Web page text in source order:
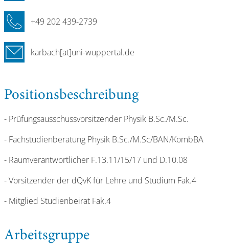
+49 202 439-2739
karbach[at]uni-wuppertal.de
Positionsbeschreibung
- Prüfungsausschussvorsitzender Physik B.Sc./M.Sc.
- Fachstudienberatung Physik B.Sc./M.Sc/BAN/KombBA
- Raumverantwortlicher F.13.11/15/17 und D.10.08
- Vorsitzender der dQvK für Lehre und Studium Fak.4
- Mitglied Studienbeirat Fak.4
Arbeitsgruppe